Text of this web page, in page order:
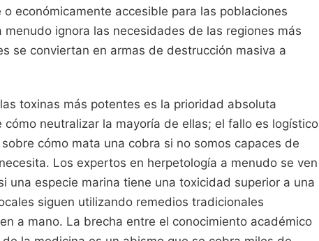
económicamente accesible para las poblaciones
ignora las necesidades de las regiones más
se conviertan en armas de destrucción masiva a
toxinas más potentes es la prioridad absoluta
neutralizar la mayoría de ellas; el fallo es logístico
cómo mata una cobra si no somos capaces de
Los expertos en herpetología a menudo se ven
una especie marina tiene una toxicidad superior a una
siguen utilizando remedios tradicionales
a mano. La brecha entre el conocimiento académico